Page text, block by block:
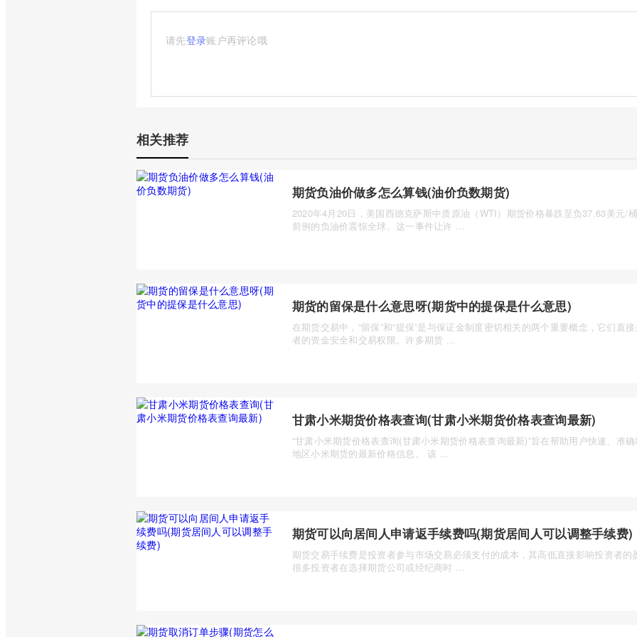
请先登录账户再评论哦
相关推荐
期货负油价做多怎么算钱(油价负数期货)
2020年4月20日，美国西德克萨斯中质原油（WTI）期货价格暴跌至负37.63美元/
前例的负油价震惊全球。这一事件让许 ...
期货的留保是什么意思呀(期货中的提保是什么意思)
在期货交易中，“留保”和“提保”是与保证金制度密切相关的两个重要概念，它们直
者的资金安全和交易权限。许多期货 ...
甘肃小米期货价格表查询(甘肃小米期货价格表查询最新)
“甘肃小米期货价格表查询(甘肃小米期货价格表查询最新)”旨在帮助用户快速、准
地区小米期货的最新价格信息。 该 ...
期货可以向居间人申请返手续费吗(期货居间人可以调整手续费)
期货交易手续费是投资者参与市场交易必须支付的成本，其高低直接影响投资者的
很多投资者在选择期货公司或经纪商时 ...